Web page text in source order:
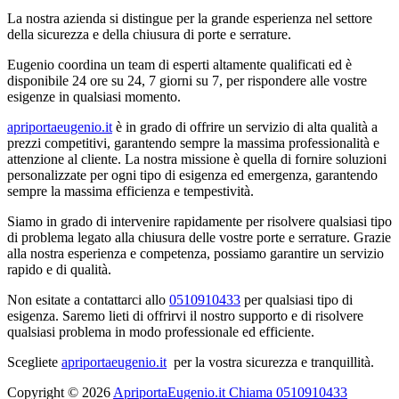
La nostra azienda si distingue per la grande esperienza nel settore
della sicurezza e della chiusura di porte e serrature.
Eugenio coordina un team di esperti altamente qualificati ed è
disponibile 24 ore su 24, 7 giorni su 7, per rispondere alle vostre
esigenze in qualsiasi momento.
apriportaeugenio.it è in grado di offrire un servizio di alta qualità a
prezzi competitivi, garantendo sempre la massima professionalità e
attenzione al cliente. La nostra missione è quella di fornire soluzioni
personalizzate per ogni tipo di esigenza ed emergenza, garantendo
sempre la massima efficienza e tempestività.
Siamo in grado di intervenire rapidamente per risolvere qualsiasi tipo
di problema legato alla chiusura delle vostre porte e serrature. Grazie
alla nostra esperienza e competenza, possiamo garantire un servizio
rapido e di qualità.
Non esitate a contattarci allo 0510910433 per qualsiasi tipo di
esigenza. Saremo lieti di offrirvi il nostro supporto e di risolvere
qualsiasi problema in modo professionale ed efficiente.
Scegliete apriportaeugenio.it per la vostra sicurezza e tranquillità.
Copyright © 2026 ApriportaEugenio.it Chiama 0510910433